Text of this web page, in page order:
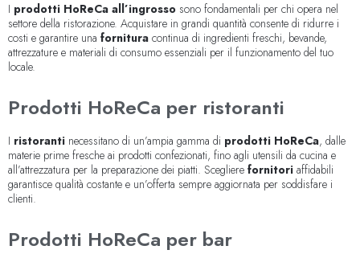
I prodotti HoReCa all’ingrosso sono fondamentali per chi opera nel
settore della ristorazione. Acquistare in grandi quantità consente di ridurre i
costi e garantire una fornitura continua di ingredienti freschi, bevande,
attrezzature e materiali di consumo essenziali per il funzionamento del tuo
locale.
Prodotti HoReCa per ristoranti
I ristoranti necessitano di un’ampia gamma di prodotti HoReCa, dalle
materie prime fresche ai prodotti confezionati, fino agli utensili da cucina e
all’attrezzatura per la preparazione dei piatti. Scegliere fornitori affidabili
garantisce qualità costante e un’offerta sempre aggiornata per soddisfare i
clienti.
Prodotti HoReCa per bar